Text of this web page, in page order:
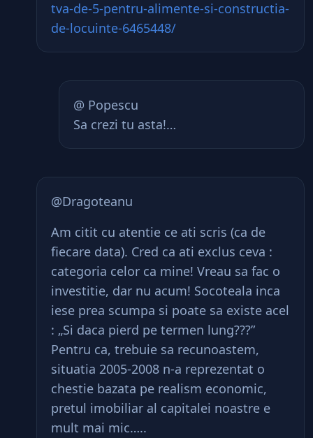
tva-de-5-pentru-alimente-si-constructia-
de-locuinte-6465448/
@ Popescu
Sa crezi tu asta!…
@Dragoteanu
Am citit cu atentie ce ati scris (ca de
fiecare data). Cred ca ati exclus ceva :
categoria celor ca mine! Vreau sa fac o
investitie, dar nu acum! Socoteala inca
iese prea scumpa si poate sa existe acel
: „Si daca pierd pe termen lung???”
Pentru ca, trebuie sa recunoastem,
situatia 2005-2008 n-a reprezentat o
chestie bazata pe realism economic,
pretul imobiliar al capitalei noastre e
mult mai mic…..